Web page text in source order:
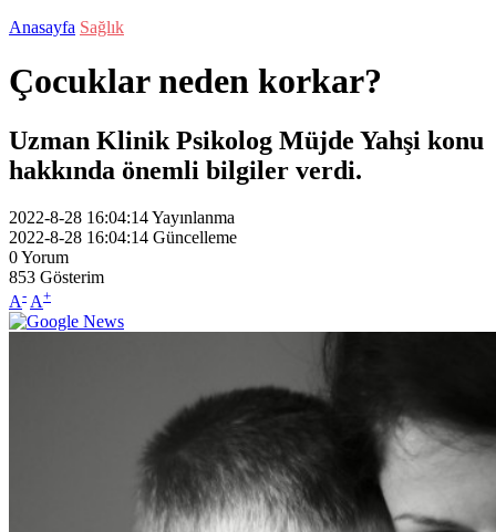
Anasayfa Sağlık
Çocuklar neden korkar?
Uzman Klinik Psikolog Müjde Yahşi konu
hakkında önemli bilgiler verdi.
2022-8-28 16:04:14Yayınlanma
2022-8-28 16:04:14 Güncelleme
0Yorum
853 Gösterim
A- A+